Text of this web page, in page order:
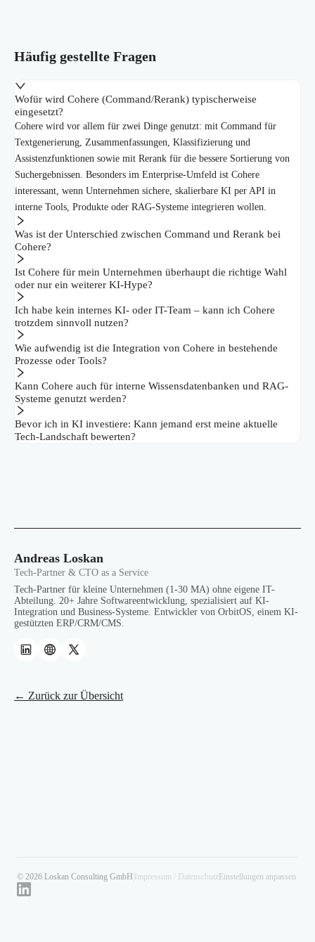
Häufig gestellte Fragen
Wofür wird Cohere (Command/Rerank) typischerweise
eingesetzt?
Cohere wird vor allem für zwei Dinge genutzt: mit Command für
Textgenerierung, Zusammenfassungen, Klassifizierung und
Assistenzfunktionen sowie mit Rerank für die bessere Sortierung von
Suchergebnissen. Besonders im Enterprise-Umfeld ist Cohere
interessant, wenn Unternehmen sichere, skalierbare KI per API in
interne Tools, Produkte oder RAG-Systeme integrieren wollen.
Was ist der Unterschied zwischen Command und Rerank bei
Cohere?
Ist Cohere für mein Unternehmen überhaupt die richtige Wahl
oder nur ein weiterer KI-Hype?
Ich habe kein internes KI- oder IT-Team – kann ich Cohere
trotzdem sinnvoll nutzen?
Wie aufwendig ist die Integration von Cohere in bestehende
Prozesse oder Tools?
Kann Cohere auch für interne Wissensdatenbanken und RAG-
Systeme genutzt werden?
Bevor ich in KI investiere: Kann jemand erst meine aktuelle
Tech-Landschaft bewerten?
Andreas Loskan
Tech-Partner & CTO as a Service
Tech-Partner für kleine Unternehmen (1-30 MA) ohne eigene IT-
Abteilung. 20+ Jahre Softwareentwicklung, spezialisiert auf KI-
Integration und Business-Systeme. Entwickler von OrbitOS, einem KI-
gestützten ERP/CRM/CMS.
← Zurück zur Übersicht
© 2026 Loskan Consulting GmbH Impressum / Datenschutz Einstellungen anpassen